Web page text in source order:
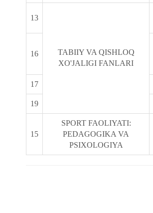
13
TABIIY VA QISHLOQ
XO'JALIGI FANLARI
16
17
19
15
SPORT FAOLIYATI:
PEDAGOGIKA VA
PSIXOLOGIYA